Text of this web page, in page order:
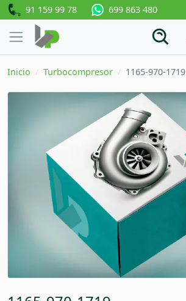
91 159 99 78 699 863 480
Inicio Turbocompresor 1165-970-1719